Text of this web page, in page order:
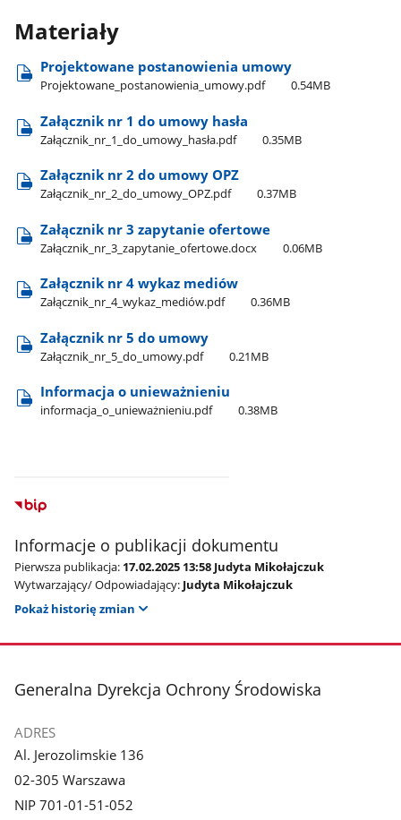
Materiały
Projektowane postanowienia umowy
Projektowane​_postanowienia​_umowy.pdf 0.54MB
Załącznik nr 1 do umowy hasła
Załącznik​_nr​_1​_do​_umowy​_hasła.pdf 0.35MB
Załącznik nr 2 do umowy OPZ
Załącznik​_nr​_2​_do​_umowy​_OPZ.pdf 0.37MB
Załącznik nr 3 zapytanie ofertowe
Załącznik​_nr​_3​_zapytanie​_ofertowe.docx 0.06MB
Załącznik nr 4 wykaz mediów
Załącznik​_nr​_4​_wykaz​_mediów.pdf 0.36MB
Załącznik nr 5 do umowy
Załącznik​_nr​_5​_do​_umowy.pdf 0.21MB
Informacja o unieważnieniu
informacja​_o​_unieważnieniu.pdf 0.38MB
Informacje o publikacji dokumentu
Pierwsza publikacja: 17.02.2025 13:58 Judyta Mikołajczuk
Wytwarzający/ Odpowiadający: Judyta Mikołajczuk
Pokaż historię zmian
stopka
Generalna Dyrekcja Ochrony Środowiska
ADRES
Al. Jerozolimskie 136
02-305 Warszawa
NIP 701-01-51-052